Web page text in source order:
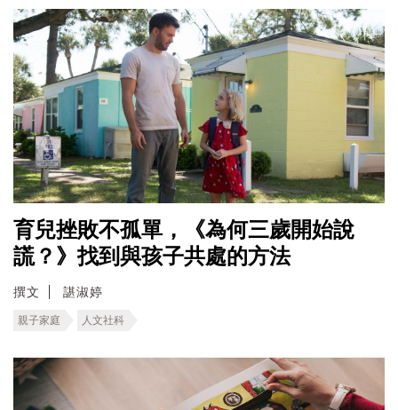
育兒挫敗不孤單，《為何三歲開始說
謊？》找到與孩子共處的方法
撰文 諶淑婷
親子家庭 人文社科